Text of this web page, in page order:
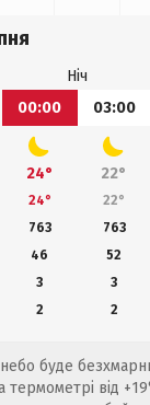
Ніч
00:00
03:00
24° 22°
24° 22°
763
763
46
52
3
3
2
2
буде
від